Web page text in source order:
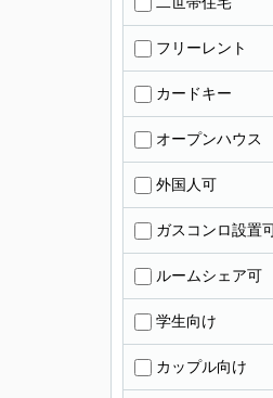
フリーレント
カードキー
オープンハウス
外国人可
ガスコンロ設置
ルームシェア可
学生向け
カップル向け